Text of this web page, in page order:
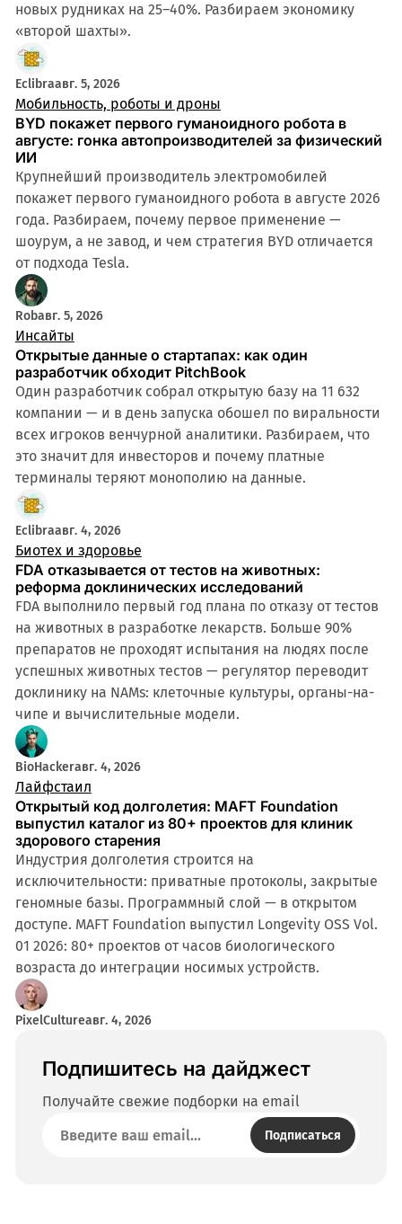
новых рудниках на 25–40%. Разбираем экономику
«второй шахты».
Eclibraавг. 5, 2026
Мобильность, роботы и дроны
BYD покажет первого гуманоидного робота в
августе: гонка автопроизводителей за физический
ИИ
Крупнейший производитель электромобилей
покажет первого гуманоидного робота в августе 2026
года. Разбираем, почему первое применение —
шоурум, а не завод, и чем стратегия BYD отличается
от подхода Tesla.
Robавг. 5, 2026
Инсайты
Открытые данные о стартапах: как один
разработчик обходит PitchBook
Один разработчик собрал открытую базу на 11 632
компании — и в день запуска обошел по виральности
всех игроков венчурной аналитики. Разбираем, что
это значит для инвесторов и почему платные
терминалы теряют монополию на данные.
Eclibraавг. 4, 2026
Биотех и здоровье
FDA отказывается от тестов на животных:
реформа доклинических исследований
FDA выполнило первый год плана по отказу от тестов
на животных в разработке лекарств. Больше 90%
препаратов не проходят испытания на людях после
успешных животных тестов — регулятор переводит
доклинику на NAMs: клеточные культуры, органы-на-
чипе и вычислительные модели.
BioHackerавг. 4, 2026
Лайфстаил
Открытый код долголетия: MAFT Foundation
выпустил каталог из 80+ проектов для клиник
здорового старения
Индустрия долголетия строится на
исключительности: приватные протоколы, закрытые
геномные базы. Программный слой — в открытом
доступе. MAFT Foundation выпустил Longevity OSS Vol.
01 2026: 80+ проектов от часов биологического
возраста до интеграции носимых устройств.
PixelCultureавг. 4, 2026
Подпишитесь на дайджест
Получайте свежие подборки на email
Подписаться